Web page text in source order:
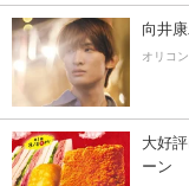
向井
オリコ
大好
ーン